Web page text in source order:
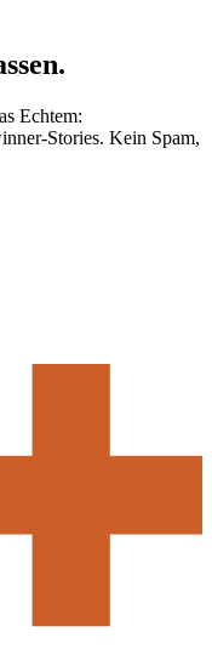
Echtem:
Stories. Kein Spam,